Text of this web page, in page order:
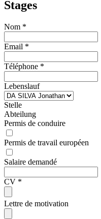
Stages
Nom *
Email *
Téléphone *
Lebenslauf
Stelle
Abteilung
Permis de conduire
Permis de travail européen
Salaire demandé
CV *
Lettre de motivation